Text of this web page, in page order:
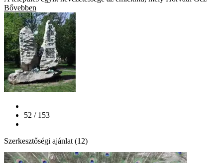
Bővebben
52 / 153
Szerkesztőségi ajánlat (12)